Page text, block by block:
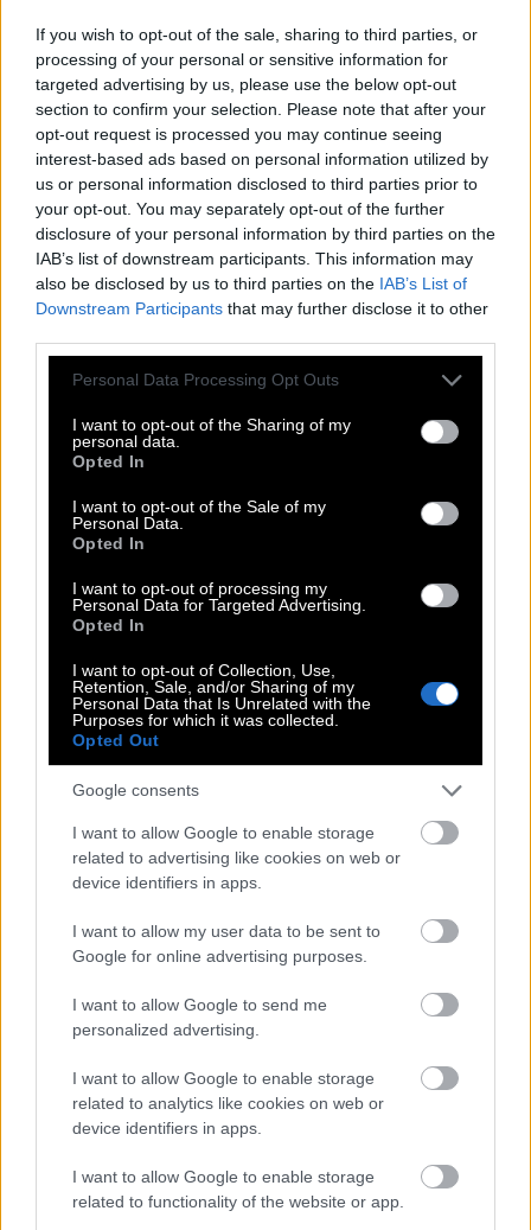
If you wish to opt-out of the sale, sharing to third parties, or
processing of your personal or sensitive information for
targeted advertising by us, please use the below opt-out
section to confirm your selection. Please note that after your
opt-out request is processed you may continue seeing
interest-based ads based on personal information utilized by
us or personal information disclosed to third parties prior to
your opt-out. You may separately opt-out of the further
disclosure of your personal information by third parties on the
IAB’s list of downstream participants. This information may
also be disclosed by us to third parties on the IAB’s List of
Downstream Participants that may further disclose it to other
Please note that this website/app uses one or more Google
not limited to your visit or usage behaviour. You may click to
grant or deny consent to Google and its third-party tags to
use your data for below specified purposes in below Google
consent section.
Personal Data Processing Opt Outs
I want to opt-out of the Sharing of my
personal data.
Opted In
I want to opt-out of the Sale of my
Personal Data.
Opted In
I want to opt-out of processing my
Personal Data for Targeted Advertising.
Opted In
I want to opt-out of Collection, Use,
Retention, Sale, and/or Sharing of my
Personal Data that Is Unrelated with the
Purposes for which it was collected.
Opted Out
Google consents
I want to allow Google to enable storage
related to advertising like cookies on web or
device identifiers in apps.
I want to allow my user data to be sent to
Google for online advertising purposes.
I want to allow Google to send me
personalized advertising.
I want to allow Google to enable storage
related to analytics like cookies on web or
device identifiers in apps.
I want to allow Google to enable storage
related to functionality of the website or app.
«Πικρές Γιορτές», υπό αυτήν την έννοια,είναι
εύκολο να εντοπίσει κανείς τις ποιότητες που
ο Αλμοδόβαρ μοιράζεται με τον Ραούλ. Μπορεί
να μη συμβαίνει σε τέτοιο βαθμό ώστε εδώ να
ταιριάζει πλήρως ο όρος «αυτο-μυθοπλασία»
(«autofiction»), αλλά σίγουρα ο χαρακτήρας
συνιστά ένα πληγωμένο alter ego του δημιουργού.
Έτσι το φιλμ αποκτά διαστάσεις εξομολογητικής,
παρότι αργοπορημένης ανασκόπησης της
συμπεριφοράς του, σε μια απόπειρα όχι να
εκφέρει δικαιολογίες, αλλά να αναγνωρίσει και
Το δράμα, δηλαδή, σε επίπεδο γραφής μπορεί
να μην αποτελεί κάτι ρηξικέλευθο, αλλά
συγκινεί χάρη στη διακριτική διακειμενικότητά
. Όπως υπάρχει η ιστορία μέσα στην ιστορία,
υπάρχει και η αλήθεια του μεταφορικού σκηνοθέτη
μέσα στην αλήθεια του πραγματικού σκηνοθέτη.
Έπειτα, έχει ενδιαφέρον πώς θίγεται η θεματική
του καλλιτεχνικού δάνειου. Ο Ισπανός δεν είναι ο
πρώτος ή ο μοναδικός που χρησιμοποιεί το άλλοθι
της έμπνευσης για «εξορύξει» τα πάθη των γύρω
του. Για παράδειγμα, δεν είναι τυχαίο πως μια
ακόμα σταθερά στη φιλμογραφία του Αλμοδόβαρ,
η οποία επανέρχεται στις «Πικρές Γιορτές» είναι οι
μητέρες και η κυοφορία εν γένει. Πολύ συχνά,